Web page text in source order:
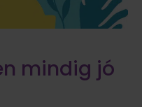
mindig jó